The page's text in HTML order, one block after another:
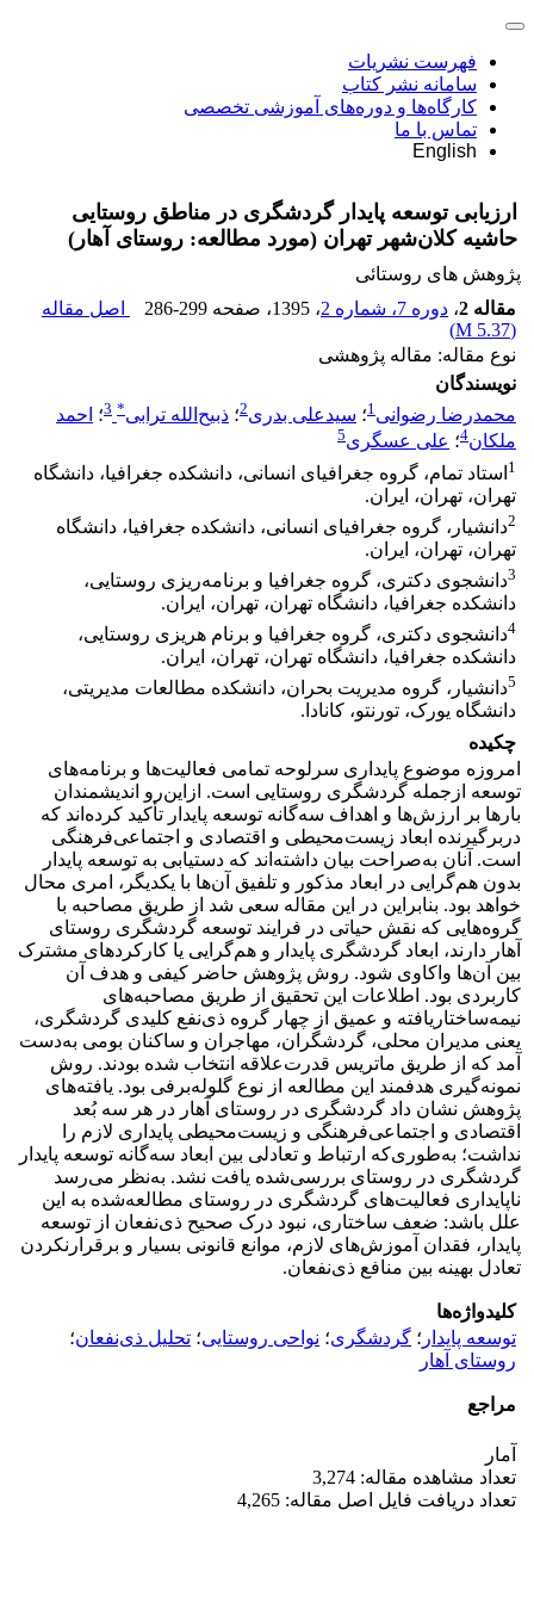
فهرست نشریات
سامانه نشر کتاب
کارگاه‌ها و دوره‌های آموزشی تخصصی
تماس با ما
English
ارزیابی توسعه پایدار گردشگری در مناطق روستایی
حاشیه کلان‌شهر تهران (مورد مطالعه: روستای آهار)
پژوهش های روستائی
مقاله 2
، دوره 7، شماره 2 ، 1395 ، صفحه 286-299
اصل مقاله
(
5.37 M
)
نوع مقاله: مقاله پژوهشی
نویسندگان
محمدرضا رضوانی1؛ سیدعلی بدری2؛ ذبیح‌الله ترابی*
3؛ احمد
ملکان4؛ علی عسگری5
1 استاد تمام، گروه جغرافیای انسانی، دانشکده جغرافیا، دانشگاه
تهران، تهران، ایران.
2دانشیار، گروه جغرافیای انسانی، دانشکده جغرافیا، دانشگاه
تهران، تهران، ایران.
3دانشجوی دکتری، گروه جغرافیا و برنامه‌ریزی روستایی،
دانشکده جغرافیا، دانشگاه تهران، تهران، ایران.
4دانشجوی دکتری، گروه جغرافیا و برنام هریزی روستایی،
دانشکده جغرافیا، دانشگاه تهران، تهران، ایران.
5دانشیار، گروه مدیریت بحران، دانشکده مطالعات مدیریتی،
دانشگاه یورک، تورنتو، کانادا.
چکیده
امروزه موضوع پایداری سرلوحه تمامی فعالیت‌ها و برنامه‌های
توسعه ازجمله گردشگری روستایی است. ازاین‌رو اندیشمندان
بارها بر ارزش‌ها و اهداف سه‌گانه توسعه پایدار تأکید کرده‌اند که
دربرگیرنده ابعاد زیست‌محیطی و اقتصادی و اجتماعی‌فرهنگی
است. آنان به‌صراحت بیان داشته‌اند که دستیابی به توسعه پایدار
بدون هم‌گرایی در ابعاد مذکور و تلفیق آن‌ها با یکدیگر، امری محال
خواهد بود. بنابراین در این مقاله سعی شد از طریق مصاحبه با
گروه‌هایی که نقش حیاتی در فرایند توسعه گردشگری روستای
آهار دارند، ابعاد گردشگری پایدار و هم‌گرایی یا کارکردهای مشترک
بین آن‌ها واکاوی شود. روش پژوهش حاضر کیفی و هدف آن
کاربردی بود. اطلاعات این تحقیق از طریق مصاحبه‌های
نیمه‌ساختاریافته و عمیق از چهار گروه ذی‌نفع کلیدی گردشگری،
یعنی مدیران محلی، گردشگران، مهاجران و ساکنان بومی به‌دست
آمد که از طریق ماتریس قدرت‌علاقه انتخاب شده بودند. روش
نمونه‌گیری هدفمند این مطالعه از نوع گلوله‌برفی بود. یافته‌های
پژوهش نشان داد گردشگری در روستای آهار در هر سه بُعد
اقتصادی و اجتماعی‌فرهنگی و زیست‌محیطی پایداری لازم را
نداشت؛ به‌طوری‌که ارتباط و تعادلی بین ابعاد سه‌گانه توسعه پایدار
گردشگری در روستای بررسی‌شده یافت نشد. به‌نظر می‌رسد
ناپایداری فعالیت‌های گردشگری در روستای مطالعه‌شده به این
علل باشد: ضعف ساختاری، نبود درک صحیح ذی‌نفعان از توسعه
پایدار، فقدان آموزش‌های لازم، موانع قانونی بسیار و برقرارنکردن
تعادل بهینه بین منافع ذی‌نفعان.
کلیدواژه‌ها
توسعه پایدار ؛ گردشگری؛ نواحی روستایی؛ تحلیل ذی‌نفعان؛
روستای آهار
مراجع
آمار
تعداد مشاهده مقاله: 3,274
تعداد دریافت فایل اصل مقاله: 4,265